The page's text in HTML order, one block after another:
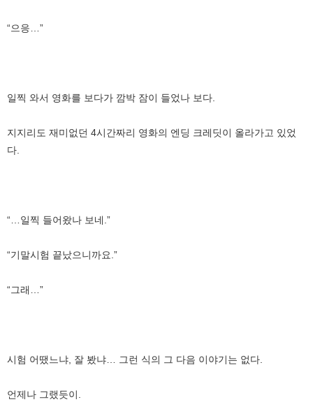
“으응…”
일찍 와서 영화를 보다가 깜박 잠이 들었나 보다.
지지리도 재미없던 4시간짜리 영화의 엔딩 크레딧이 올라가고 있었
다.
“…일찍 들어왔나 보네.”
“기말시험 끝났으니까요.”
“그래…”
시험 어땠느냐, 잘 봤냐… 그런 식의 그 다음 이야기는 없다.
언제나 그랬듯이.